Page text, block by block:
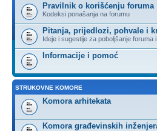
Pravilnik o korišćenju foruma
Kodeksi ponašanja na forumu
Pitanja, prijedlozi, pohvale i
Ideje i sugestije za poboljšanje foruma
Informacije i pomoć
STRUKOVNE KOMORE
Komora arhitekata
Komora građevinskih